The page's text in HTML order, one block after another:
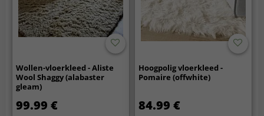
Wollen-vloerkleed - Aliste
Wool Shaggy (alabaster
gleam)
99.99 €
Hoogpolig vloerkleed -
Pomaire (offwhite)
84.99 €